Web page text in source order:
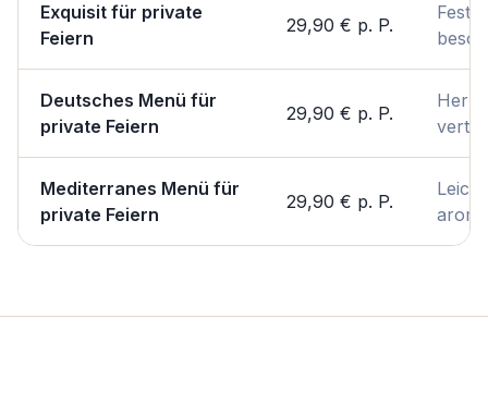
Exquisit für private
Feiern
29,90 € p. P.
Deutsches Menü für
private Feiern
29,90 € p. P.
Mediterranes Menü für
private Feiern
29,90 € p. P.